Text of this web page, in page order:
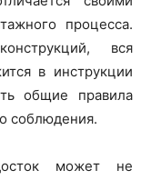
процесса.
вся
в инструкции
общие правила
соблюдения.
может не